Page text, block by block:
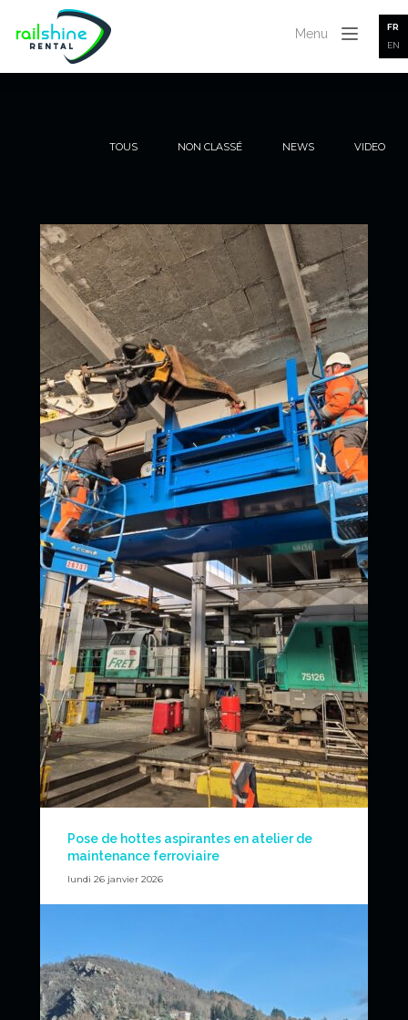
Menu
FR
EN
TOUS NON CLASSÉ NEWS VIDEO
Pose de hottes aspirantes en atelier de
maintenance ferroviaire
lundi 26 janvier 2026
notamment ceux de la SNCF, pour lequel RAILSHINE
RENTAL a développé une véritable expertise. Ces
chantiers nécessitent une grande préparation et un
respect des règles de sécurité ferroviaire car c’est un